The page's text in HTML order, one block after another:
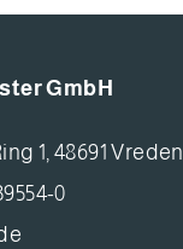
GmbH
1, 48691 Vreden
0